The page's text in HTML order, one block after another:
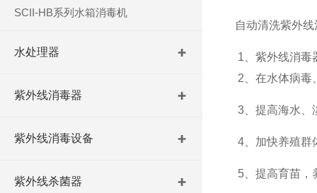
SCII-HB系列水箱消毒机
水处理器
紫外线消毒器
紫外线消毒设备
紫外线杀菌器
自动清洗紫外
1、紫外线消毒
2、在水体病毒
3、提高海水、
4、加快养殖群
5、提高育苗，